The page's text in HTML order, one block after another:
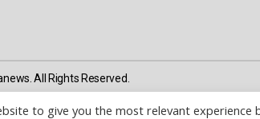
All Rights Reserved.
to give you the most relevant